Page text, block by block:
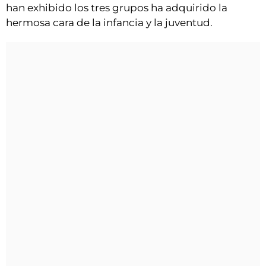
han exhibido los tres grupos ha adquirido la
hermosa cara de la infancia y la juventud.